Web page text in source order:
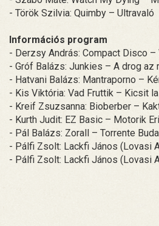
- Török Szilvia: Quimby – Ultravaló
Információs program
- Derzsy András: Compact Disco –
- Gróf Balázs: Junkies – A drog az
- Hatvani Balázs: Mantraporno –
- Kis Viktória: Vad Fruttik – Kicsit
- Kreif Zsuzsanna: Bioberber –
- Kurth Judit: EZ Basic – Motorik
- Pál Balázs: Zorall – Torrente
- Pálfi Zsolt: Lackfi János (Lovasi
- Pálfi Zsolt: Lackfi János (Lovasi